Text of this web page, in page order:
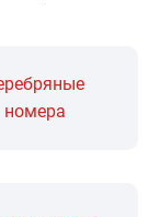
номера